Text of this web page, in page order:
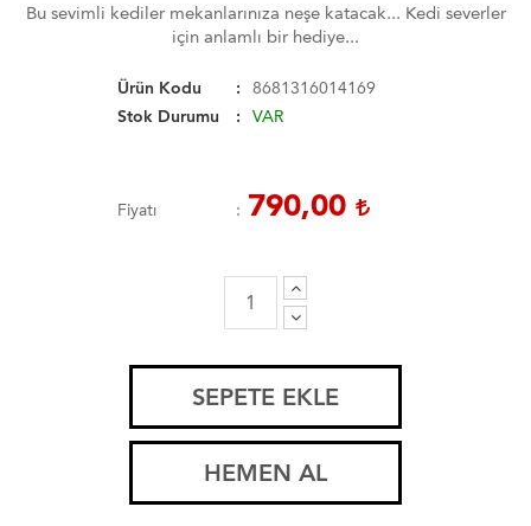
Bu sevimli kediler mekanlarınıza neşe katacak... Kedi severler
için anlamlı bir hediye...
Ürün Kodu
8681316014169
Stok Durumu
VAR
Fiyatı 790,00
SEPETE EKLE
HEMEN AL